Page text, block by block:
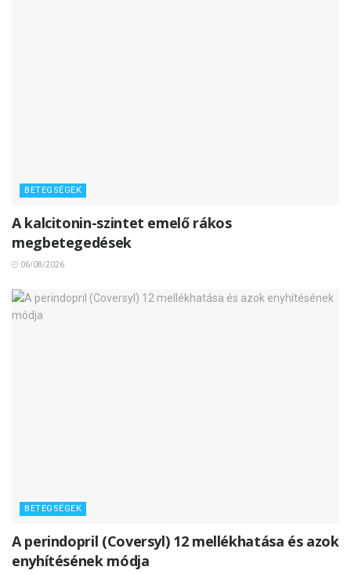
BETEGSÉGEK
A kalcitonin-szintet emelő rákos
megbetegedések
06/08/2026
BETEGSÉGEK
A perindopril (Coversyl) 12 mellékhatása és azok
enyhítésének módja